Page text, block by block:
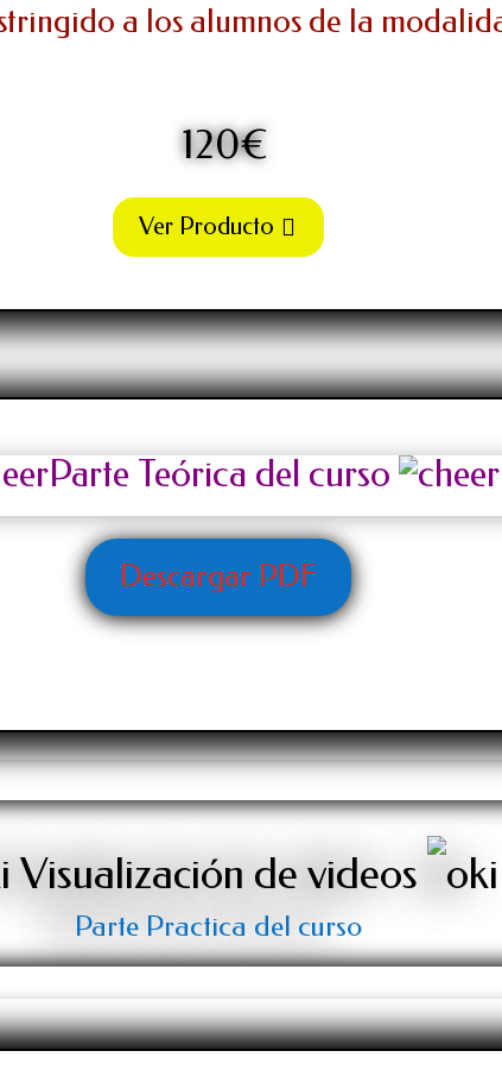
a los alumnos de la
120€
Ver Producto
Parte Teórica del curso
Descargar PDF
Visualización de videos
Parte Practica del curso